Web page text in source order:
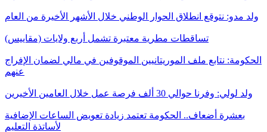
ولد مدو: نتوقع انطلاق الحوار الوطني خلال الأشهر الأخيرة من العام
تساقطات مطرية معتبرة تشمل أربع ولايات (مقاييس)
الحكومة: نتابع ملف الموريتانيين الموقوفين في مالي لضمان الإفراج
عنهم
ولد لولي: وفرنا حوالي 30 ألف فرصة عمل خلال العامين الأخيرين
بعشرة أضعاف.. الحكومة تعتمد زيادة تعويض الساعات الإضافية
لأساتذة التعليم